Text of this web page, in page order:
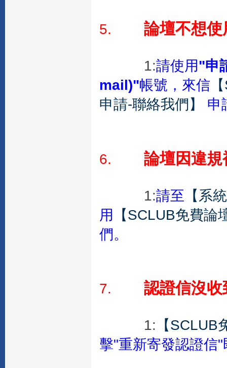
5. 論壇不想
1:請使用"申
mail)"帳號，來信
申請-聯絡我們】
申
6. 論壇因違
1:請至 【系
用 【SCLUB免費
們。
7. 認證信沒
1: 【SCLUB
擊"重新寄發認證信"